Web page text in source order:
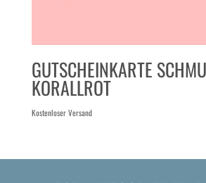
GUTSCHEINKARTE
KORALLROT
Kostenloser Versand